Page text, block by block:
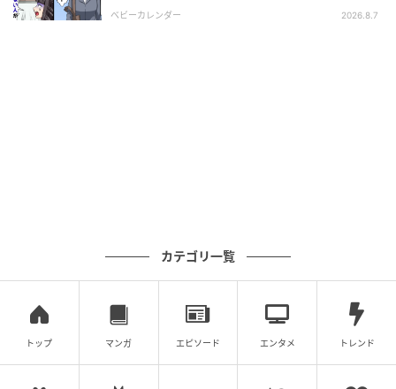
「パティスリー エドモント」の人気No.1は、ふんわり
焼き上げたデニッシュをレモンとブランデー入りのシ
ロップに漬け込んだ「マウンテン」￥260
ベビーカレンダー 2026.8.7
カテゴリ一覧
トップ マンガ エピソード エンタメ トレンド